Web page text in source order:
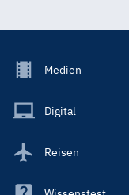
Footer
Main
Medien
Digital
Reisen